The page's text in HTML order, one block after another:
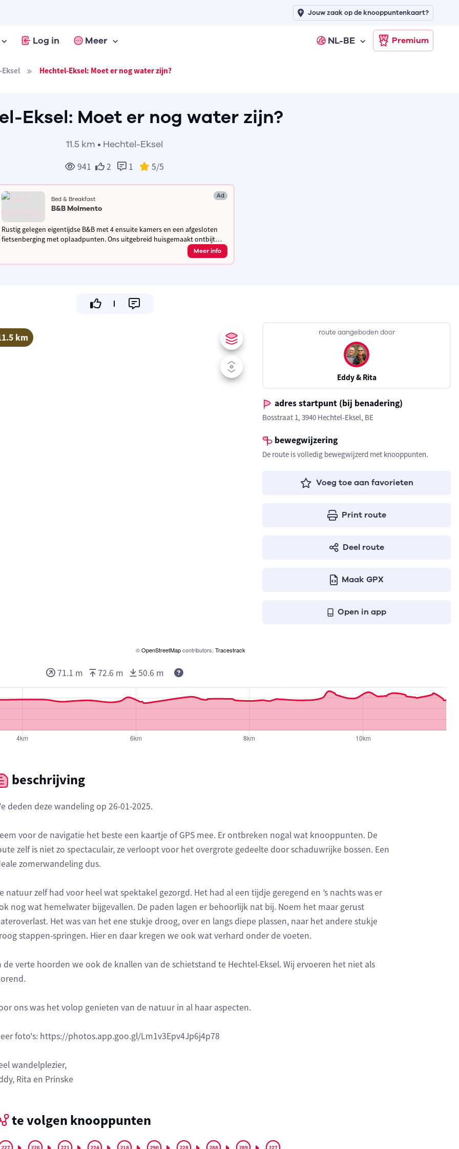
Log in Meer NL-BE Premium
Jouw zaak op de knooppuntenkaart?
Hechtel-Eksel: Moet er nog water zijn?
Eksel: Moet er nog water zijn?
11.5 km • Hechtel-Eksel
941 2 1 5/5
Bed & Breakfast Ad
B&B Molmento
Rustig gelegen eigentijdse B&B met 4 ensuite kamers en een afgesloten
fietsenberging met oplaadpunten. Ons uitgebreid huisgemaakt ontbijt
met streekproducten garandeert een powerstart van jouw dag.Meer info
km
©OpenStreetMapcontributors, Tracestrack
route aangeboden door
Eddy & Rita
adres startpunt (bij benadering)
Bosstraat 1, 3940 Hechtel-Eksel, BE
bewegwijzering
De route is volledig bewegwijzerd met knooppunten.
Voeg toe aan favorieten
Print route
Deel route
Maak GPX
Open in app
71.1 m 72.6 m 50.6 m
beschrijving
deden deze wandeling op 26-01-2025.
voor de navigatie het beste een kaartje of GPS mee. Er ontbreken nogal wat knooppunten. De
zelf is niet zo spectaculair, ze verloopt voor het overgrote gedeelte door schaduwrijke bossen. Een
zomerwandeling dus.
natuur zelf had voor heel wat spektakel gezorgd. Het had al een tijdje geregend en ’s nachts was er
nog wat hemelwater bijgevallen. De paden lagen er behoorlijk nat bij. Noem het maar gerust
Het was van het ene stukje droog, over en langs diepe plassen, naar het andere stukje
stappen-springen. Hier en daar kregen we ook wat verhard onder de voeten.
de verte hoorden we ook de knallen van de schietstand te Hechtel-Eksel. Wij ervoeren het niet als
ons was het volop genieten van de natuur in al haar aspecten.
foto's: https://photos.app.goo.gl/Lm1v3Epv4Jp6j4p78
wandelplezier,
Rita en Prinske
te volgen knooppunten